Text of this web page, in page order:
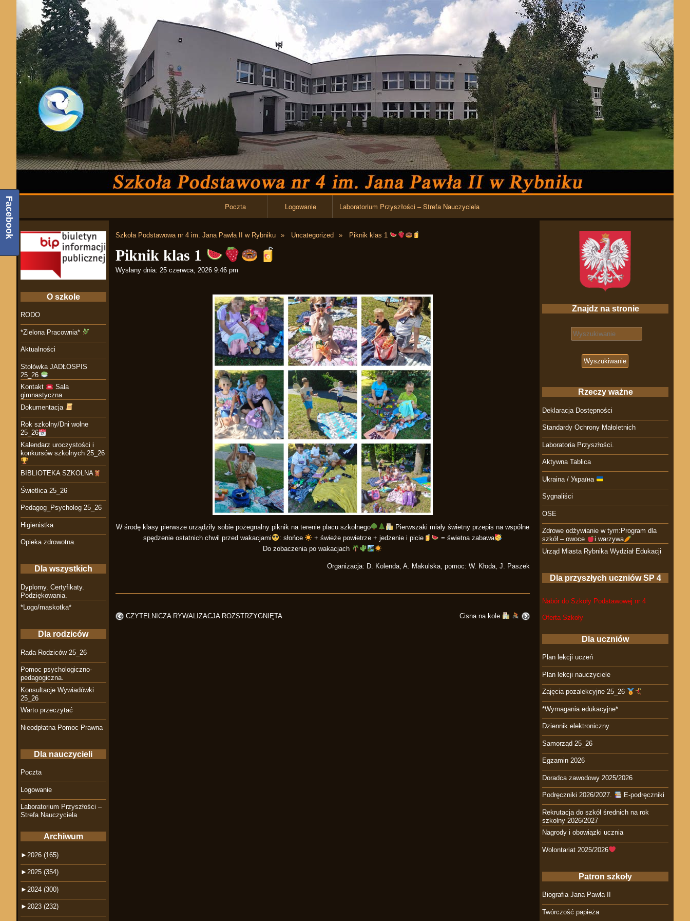
Przejdź do zawartości
Poczta Logowanie Laboratorium Przyszłości – Strefa Nauczyciela
Szkoła Podstawowa nr 4 im. Jana Pawła II w Rybniku Uncategorized Piknik klas 1
Piknik klas 1
Wysłany dnia: 25 czerwca, 2026 9:46 pm
W środę klasy pierwsze urządziły sobie pożegnalny piknik na terenie placu szkolnego
Pierwszaki miały świetny przepis na wspólne
spędzenie ostatnich chwil przed wakacjami
: słońce + świeże powietrze + jedzenie i picie
= świetna zabawa
Do zobaczenia po wakacjach
Organizacja: D. Kolenda, A. Makulska, pomoc: W. Kłoda, J. Paszek
CZYTELNICZA RYWALIZACJA ROZSTRZYGNIĘTA Cisna na kole
Znajdz na stronie
Search for:
Rzeczy ważne
Deklaracja Dostępności
Standardy Ochrony Małoletnich
Laboratoria Przyszłości.
Aktywna Tablica
Ukraina / Україна
Sygnaliści
OSE
Zdrowe odżywianie w tym:Program dla
szkół – owoce
i warzywa
Urząd Miasta Rybnika Wydział Edukacji
Dla przyszłych uczniów SP 4
Nabór do Szkoły Podstawowej nr 4
Oferta Szkoły
Dla uczniów
Plan lekcji uczeń
Plan lekcji nauczyciele
Zajęcia pozalekcyjne 25_26
*Wymagania edukacyjne*
Dziennik elektroniczny
Samorząd 25_26
Egzamin 2026
Doradca zawodowy 2025/2026
Podręczniki 2026/2027. E-podręczniki
Rekrutacja do szkół średnich na rok
szkolny 2026/2027
Nagrody i obowiązki ucznia
Wolontariat 2025/2026
Patron szkoły
Biografia Jana Pawła II
Twórczość papieża
O szkole
RODO
*Zielona Pracownia*
Aktualności
Stołówka JADŁOSPIS
25_26
Kontakt
Sala
gimnastyczna
Dokumentacja
Rok szkolny/Dni wolne
25_26
Kalendarz uroczystości i
konkursów szkolnych 25_26
BIBLIOTEKA SZKOLNA
Świetlica 25_26
Pedagog_Psycholog 25_26
Higienistka
Opieka zdrowotna.
Dla wszystkich
Dyplomy. Certyfikaty.
Podziękowania.
*Logo/maskotka*
Dla rodziców
Rada Rodziców 25_26
Pomoc psychologiczno-
pedagogiczna.
Konsultacje Wywiadówki
25_26
Warto przeczytać
Nieodpłatna Pomoc Prawna
Dla nauczycieli
Poczta
Logowanie
Laboratorium Przyszłości –
Strefa Nauczyciela
Archiwum
► 2026 (165)
► 2025 (354)
► 2024 (300)
► 2023 (232)
Facebook